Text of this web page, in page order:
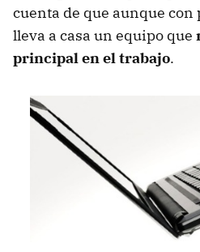
cuenta de que aunque
lleva a casa un equipo que
principal en el trabajo.